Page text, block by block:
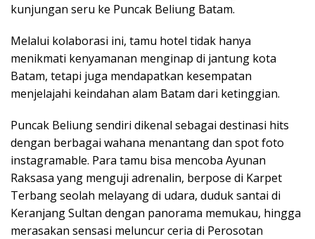
kunjungan seru ke Puncak Beliung Batam.
Melalui kolaborasi ini, tamu hotel tidak hanya
menikmati kenyamanan menginap di jantung kota
Batam, tetapi juga mendapatkan kesempatan
menjelajahi keindahan alam Batam dari ketinggian.
Puncak Beliung sendiri dikenal sebagai destinasi hits
dengan berbagai wahana menantang dan spot foto
instagramable. Para tamu bisa mencoba Ayunan
Raksasa yang menguji adrenalin, berpose di Karpet
Terbang seolah melayang di udara, duduk santai di
Keranjang Sultan dengan panorama memukau, hingga
merasakan sensasi meluncur ceria di Perosotan